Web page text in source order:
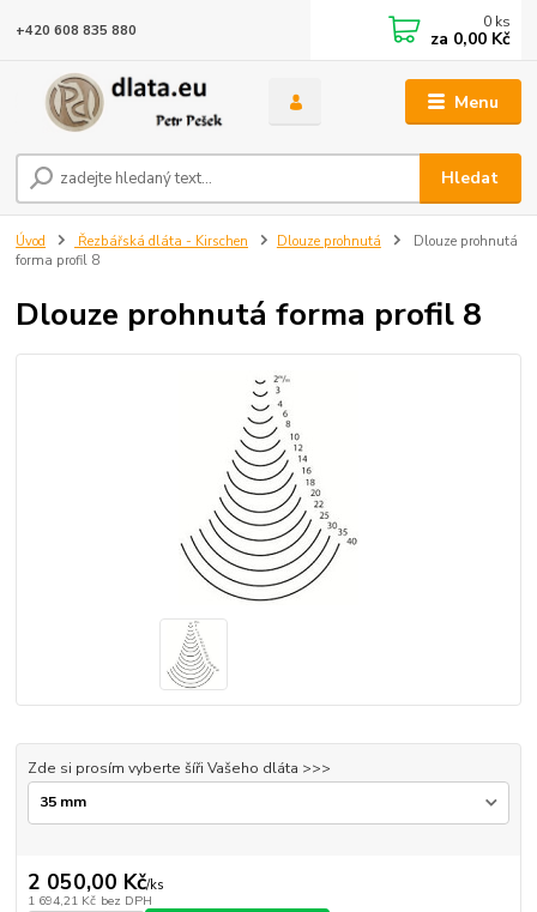
Menu
Hledat
+420 608 835 880 0 ks
za 0,00 Kč
Úvod Řezbářská dláta - Kirschen Dlouze prohnutá
Dlouze prohnutá
forma profil 8
Dlouze prohnutá forma profil 8
Zde si prosím vyberte šíři Vašeho dláta >>>
2 050,00 Kč/ks
1 694,21 Kč bez DPH